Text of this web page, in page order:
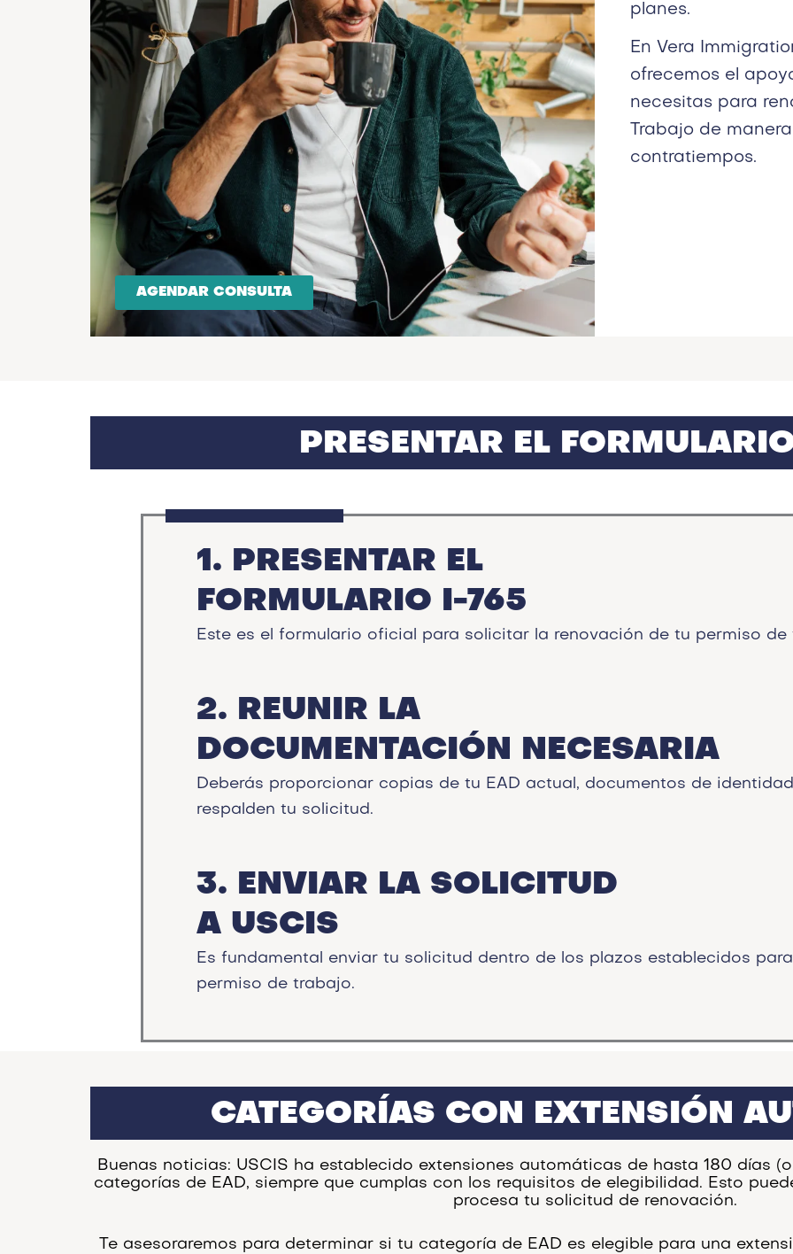
AGENDAR CONSULTA
planes.
En Vera
ofrecemos el
necesitas para
Trabajo de
contratiempos.
PRESENTAR EL
1. PRESENTAR EL
FORMULARIO I-765
Este es el formulario oficial para solicitar la renovación de tu permiso de
2. REUNIR LA
DOCUMENTACIÓN NECESARIA
Deberás proporcionar copias de tu EAD actual, documentos de
respalden tu solicitud.
3. ENVIAR LA SOLICITUD
A USCIS​
Es fundamental enviar tu solicitud dentro de los plazos establecidos
permiso de trabajo.
CATEGORÍAS CON EXTENSIÓN
Buenas noticias: USCIS ha establecido extensiones automáticas de hasta 180 días
categorías de EAD, siempre que cumplas con los requisitos de elegibilidad. Esto
procesa tu solicitud de renovación.
Te asesoraremos para determinar si tu categoría de EAD es elegible para una